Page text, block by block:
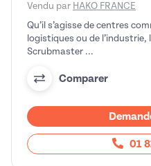
Vendu par HAKO FRANCE
Qu’il s’agisse de centres
logistiques ou de
Scrubmaster ...
Comparer
01